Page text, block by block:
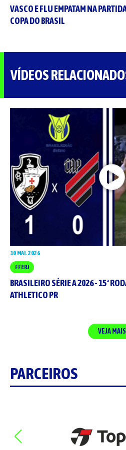
VASCO E FLU EMPATAM NA
COPA DO BRASIL
VÍDEOS
10 MAI. 2026
FFERJ
BRASILEIRO SÉRIE A 2026 - 15ª
ATHLETICO PR
VEJA MAIS
PARCEIROS